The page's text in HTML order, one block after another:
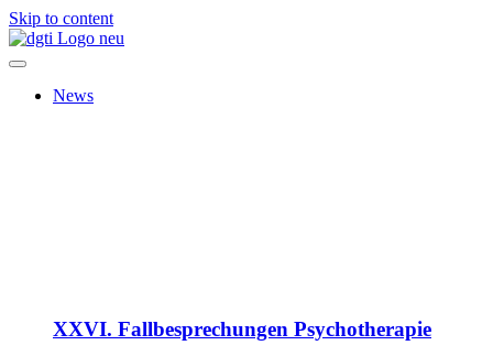
Skip to content
News
XXVI. Fallbesprechungen Psychotherapie